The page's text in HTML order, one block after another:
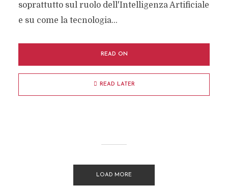
soprattutto sul ruolo dell'Intelligenza Artificiale
e su come la tecnologia...
READ ON
READ LATER
LOAD MORE